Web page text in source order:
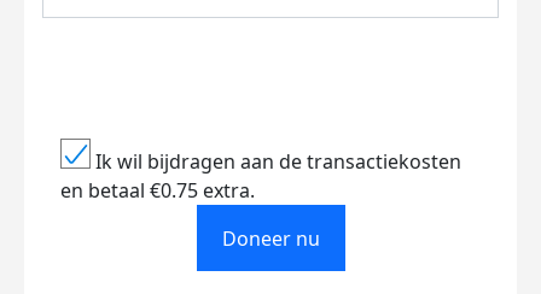
Ik wil bijdragen aan de transactiekosten
en betaal €0.75 extra.
Doneer nu